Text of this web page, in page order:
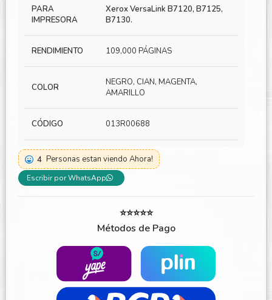
PARA
IMPRESORA
Xerox VersaLink B7120, B7125,
B7130.
RENDIMIENTO 109,000 PÁGINAS
COLOR
NEGRO, CIAN, MAGENTA,
AMARILLO
CÓDIGO 013R00688
4 Personas estan viendo Ahora!
Escribir por WhatsApp
⭐⭐⭐⭐⭐
Métodos de Pago